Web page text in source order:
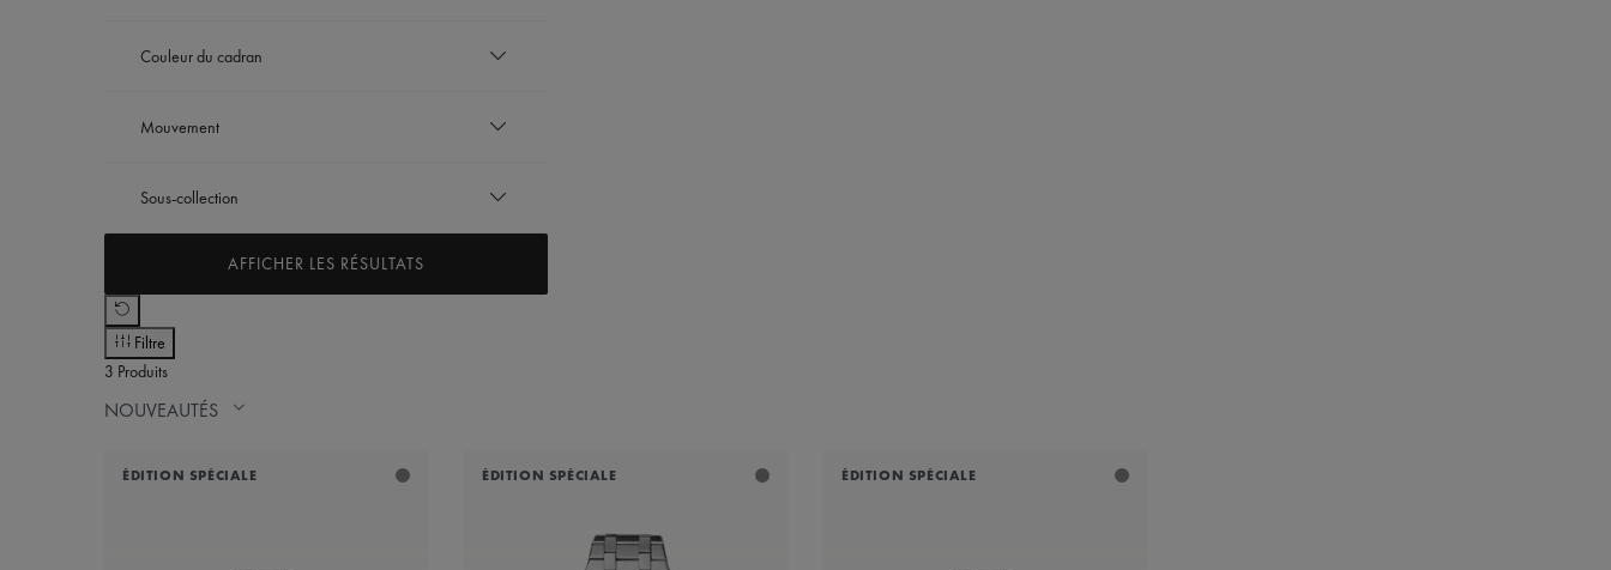
Trier entre Matériau du bracelet: Bracelet en acier inoxydable
Couleur du cadran
Trier entre Couleur du cadran: Bleu clair
Rose
Mouvement
Trier entre Mouvement: Quartz
Sous-collection
Trier entre Sous-collection: AIKON QUARTZ
AFFICHER LES RÉSULTATS
Filtre
3 Produits
NOUVEAUTÉS
ÉDITION SPÉCIALE ÉDITION SPÉCIALE ÉDITION SPÉCIALE